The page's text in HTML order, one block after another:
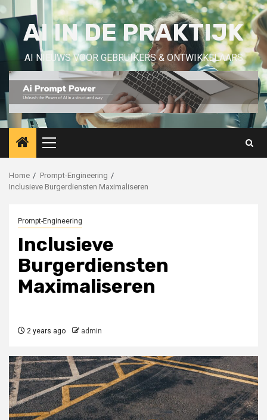
Skip
to
contentAI IN DE PRAKTIJK
AI NIEUWS VOOR GEBRUIKERS & ONTWIKKELAARS
Primary
Menu
Home
Prompt-Engineering
Inclusieve Burgerdiensten Maximaliseren
Prompt-Engineering
Inclusieve
Burgerdiensten
Maximaliseren
2 years ago admin